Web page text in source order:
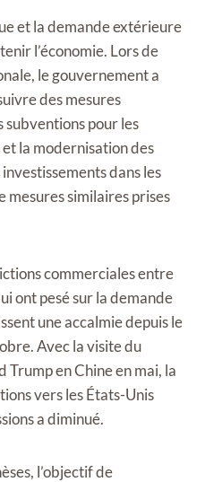
et la demande extérieure
l’économie. Lors de
le gouvernement a
des mesures
subventions pour les
la modernisation des
dans les
mesures similaires prises
commerciales entre
ont pesé sur la demande
une accalmie depuis le
Avec la visite du
en Chine en mai, la
vers les États-Unis
a diminué.
l’objectif de